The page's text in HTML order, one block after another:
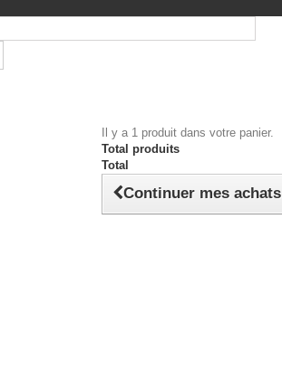
Il y a 1 produit dans votre panier.
Total produits
Total
Continuer mes achats